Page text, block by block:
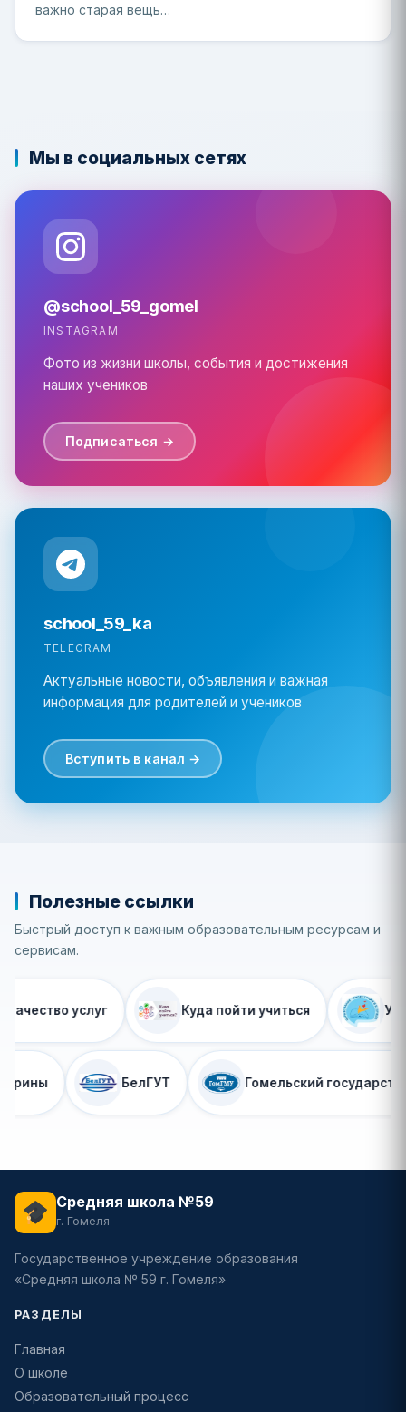
важно старая вещь…
Мы в социальных сетях
@school_59_gomel
INSTAGRAM
Фото из жизни школы, события и достижения
наших учеников
Подписаться →
school_59_ka
TELEGRAM
Актуальные новости, объявления и важная
информация для родителей и учеников
Вступить в канал →
Полезные ссылки
Быстрый доступ к важным образовательным ресурсам и
сервисам.
Куда пойти учиться Управление образования
ГГУ имени Франциска Скорины БелГУТ
Средняя школа №59
г. Гомеля
Государственное учреждение образования
«Средняя школа № 59 г. Гомеля»
РАЗДЕЛЫ
Главная
О школе
Образовательный процесс